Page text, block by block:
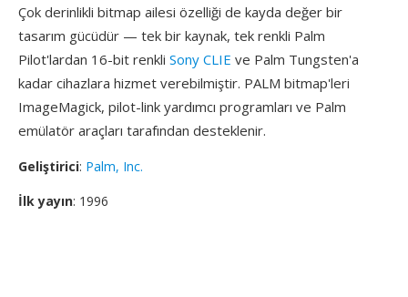
Çok derinlikli bitmap ailesi özelliği de kayda değer bir
tasarım gücüdür — tek bir kaynak, tek renkli Palm
Pilot'lardan 16-bit renkli Sony CLIE ve Palm Tungsten'a
kadar cihazlara hizmet verebilmiştir. PALM bitmap'leri
ImageMagick, pilot-link yardımcı programları ve Palm
emülatör araçları tarafından desteklenir.
Geliştirici: Palm, Inc.
İlk yayın: 1996